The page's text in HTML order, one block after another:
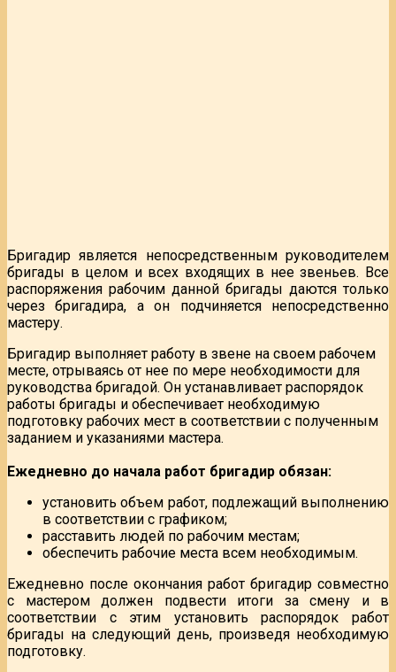
Бригадир является непосредственным руководителем
бригады в целом и всех входящих в нее звеньев. Все
распоряжения рабочим данной бригады даются только
через бригадира, а он подчиняется непосредственно
мастеру.
Бригадир выполняет работу в звене на своем рабочем
месте, отрываясь от нее по мере необходимости для
руководства бригадой. Он устанавливает распорядок
работы бригады и обеспечивает необходимую
подготовку рабочих мест в соответствии с полученным
заданием и указаниями мастера.
Ежедневно до начала работ бригадир обязан:
установить объем работ, подлежащий выполнению
в соответствии с графиком;
расставить людей по рабочим местам;
обеспечить рабочие места всем необходимым.
Ежедневно после окончания работ бригадир совместно
с мастером должен подвести итоги за смену и в
соответствии с этим установить распорядок работ
бригады на следующий день, произведя необходимую
подготовку.